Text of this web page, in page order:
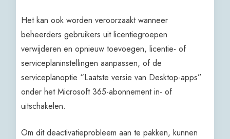
Het kan ook worden veroorzaakt wanneer
beheerders gebruikers uit licentiegroepen
verwijderen en opnieuw toevoegen, licentie- of
serviceplaninstellingen aanpassen, of de
serviceplanoptie “Laatste versie van Desktop-apps”
onder het Microsoft 365-abonnement in- of
uitschakelen.
Om dit deactivatieprobleem aan te pakken, kunnen